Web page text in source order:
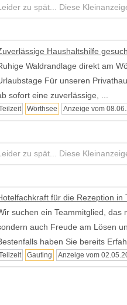
zu spät... Diese
Haushaltshilfe
Waldrandlage direkt am
Für unseren
sofort eine zuverlässige, ...
Wörthsee Anzeige vom
zu spät... Diese
für die Rezeption in
suchen ein Teammitglied, das
auch Freude am Lösen
haben Sie bereits
Gauting Anzeige vom